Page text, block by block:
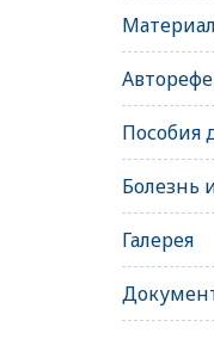
Пособия
Болезнь
Галерея